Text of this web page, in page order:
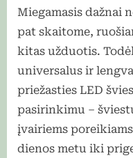
Miegamasis dažnai
pat skaitome,
kitas užduotis.
universalus ir
priežasties LED
pasirinkimu –
įvairiems
dienos metu iki